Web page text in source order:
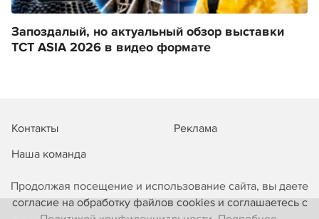
Продолжая посещение и использование сайта, вы даете
согласие на обработку файлов cookies и соглашаетесь с
Запоздалый, но актуальный обзор выставки
TCT ASIA 2026 в видео формате
Контакты
Реклама
Наша команда